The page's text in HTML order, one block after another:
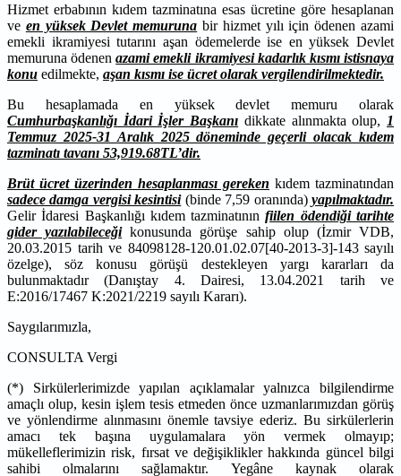
Hizmet erbabının kıdem tazminatına esas ücretine göre hesaplanan
ve en yüksek Devlet memuruna bir hizmet yılı için ödenen azami
emekli ikramiyesi tutarını aşan ödemelerde ise en yüksek Devlet
memuruna ödenenazami emekli ikramiyesi kadarlık kısmı istisnaya
konu edilmekte, aşan kısmı ise ücret olarak vergilendirilmektedir.
Bu hesaplamada en yüksek devlet memuru olarak
Cumhurbaşkanlığı İdari İşler Başkanı dikkate alınmakta olup, 1
Temmuz 2025-31 Aralık 2025 döneminde geçerli olacak kıdem
tazminatı tavanı 53,919.68TL’dir.
Brüt ücret üzerinden hesaplanması gereken kıdem tazminatından
sadece damga vergisi kesintisi(binde 7,59 oranında)yapılmaktadır.
Gelir İdaresi Başkanlığı kıdem tazminatınınfiilen ödendiği tarihte
gider yazılabileceğikonusunda görüşe sahip olup (İzmir VDB,
20.03.2015 tarih ve 84098128-120.01.02.07[40-2013-3]-143 sayılı
özelge), söz konusu görüşü destekleyen yargı kararları da
bulunmaktadır (Danıştay 4. Dairesi, 13.04.2021 tarih ve
E:2016/17467 K:2021/2219 sayılı Kararı).
Saygılarımızla,
CONSULTA Vergi
(*) Sirkülerlerimizde yapılan açıklamalar yalnızca bilgilendirme
amaçlı olup, kesin işlem tesis etmeden önce uzmanlarımızdan görüş
ve yönlendirme alınmasını önemle tavsiye ederiz. Bu sirkülerlerin
amacı tek başına uygulamalara yön vermek olmayıp;
mükelleflerimizin risk, fırsat ve değişiklikler hakkında güncel bilgi
sahibi olmalarını sağlamaktır. Yegâne kaynak olarak